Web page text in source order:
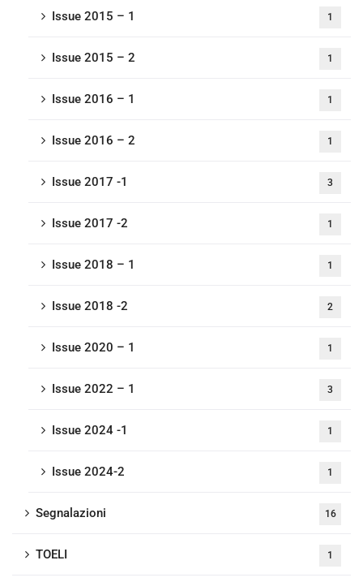
Issue 2015 – 1 1
Issue 2015 – 2 1
Issue 2016 – 1 1
Issue 2016 – 2 1
Issue 2017 -1 3
Issue 2017 -2 1
Issue 2018 – 1 1
Issue 2018 -2 2
Issue 2020 – 1 1
Issue 2022 – 1 3
Issue 2024 -1 1
Issue 2024-2 1
Segnalazioni 16
TOELI 1